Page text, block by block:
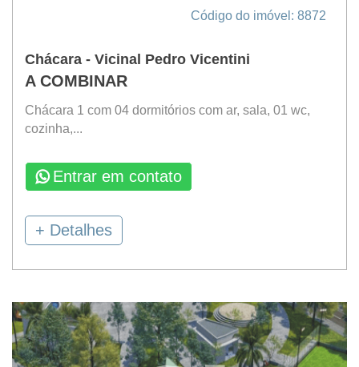
Código do imóvel: 8872
Chácara - Vicinal Pedro Vicentini
A COMBINAR
Chácara 1 com 04 dormitórios com ar, sala, 01 wc,
cozinha,...
Entrar em contato
+ Detalhes